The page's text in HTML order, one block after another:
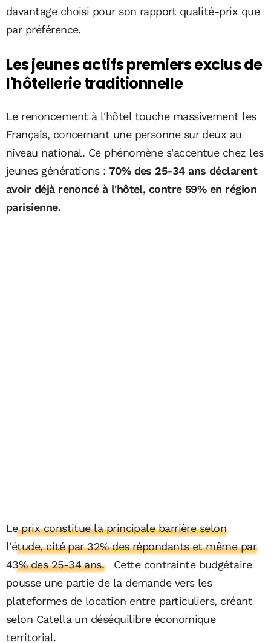
davantage choisi pour son rapport qualité-prix que
par préférence.
Les jeunes actifs premiers exclus de
l'hôtellerie traditionnelle
Le renoncement à l'hôtel touche massivement les
Français, concernant une personne sur deux au
niveau national. Ce phénomène s'accentue chez les
jeunes générations : 70% des 25-34 ans déclarent
avoir déjà renoncé à l'hôtel, contre 59% en région
parisienne.
Le prix constitue la principale barrière selon
l'étude, cité par 32% des répondants et même par
43% des 25-34 ans.
Cette contrainte budgétaire
pousse une partie de la demande vers les
plateformes de location entre particuliers, créant
selon Catella un déséquilibre économique
territorial.